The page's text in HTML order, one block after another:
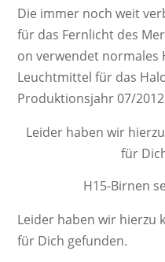
Die immer noch weit
für das Fernlicht des
on ver­wendet nor­ma­les
Leucht­mittel für das
Produktionsjahr 07/
Leider haben wir
für
H15-Birnen
Leider haben wir hierzu
für Dich gefunden.